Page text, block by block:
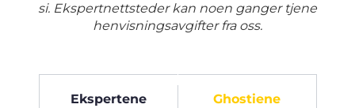
si. Ekspertnettsteder kan noen ganger tjene
henvisningsavgifter fra oss.
Ekspertene Ghostiene